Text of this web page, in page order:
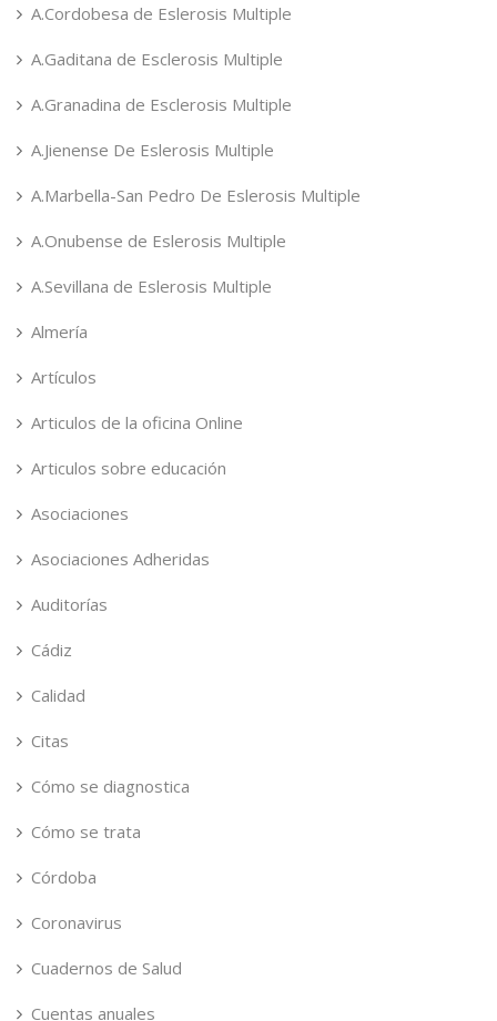
A.Cordobesa de Eslerosis Multiple
A.Gaditana de Esclerosis Multiple
A.Granadina de Esclerosis Multiple
A.Jienense De Eslerosis Multiple
A.Marbella-San Pedro De Eslerosis Multiple
A.Onubense de Eslerosis Multiple
A.Sevillana de Eslerosis Multiple
Almería
Artículos
Articulos de la oficina Online
Articulos sobre educación
Asociaciones
Asociaciones Adheridas
Auditorías
Cádiz
Calidad
Citas
Cómo se diagnostica
Cómo se trata
Córdoba
Coronavirus
Cuadernos de Salud
Cuentas anuales